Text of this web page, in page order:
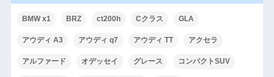
BMW x1 BRZ ct200h Cクラス GLA
アウディ A3 アウディ q7 アウディ TT アクセラ
アルファード オデッセイ グレース コンパクトSUV